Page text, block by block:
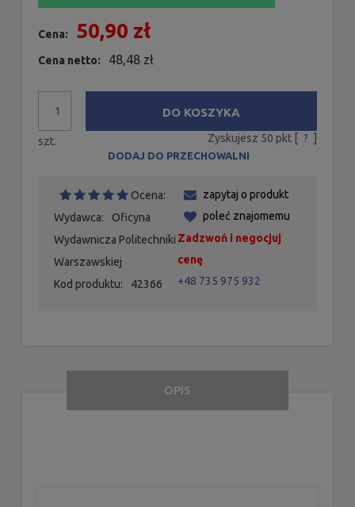
Cena: 50,90 zł
Cena netto: 48,48 zł
szt.
DO KOSZYKA
Zyskujesz 50 pkt [ ? ]
DODAJ DO PRZECHOWALNI
Ocena:
Wydawca:
Oficyna
Wydawnicza Politechniki
Warszawskiej
Kod produktu:
42366
zapytaj o produkt
poleć znajomemu
Zadzwoń i negocjuj
cenę
+48 735 975 932
OPIS